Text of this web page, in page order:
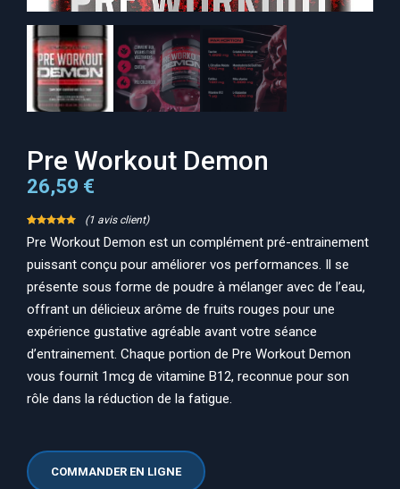
Pre Workout Demon
26,59 €
sur 5
basé sur
client
(1avis client)
Pre Workout Demon est un complément pré-entrainement
puissant conçu pour améliorer vos performances. Il se
présente sous forme de poudre à mélanger avec de l’eau,
offrant un délicieux arôme de fruits rouges pour une
expérience gustative agréable avant votre séance
d’entrainement. Chaque portion de Pre Workout Demon
vous fournit 1mcg de vitamine B12, reconnue pour son
rôle dans la réduction de la fatigue.
COMMANDER EN LIGNE